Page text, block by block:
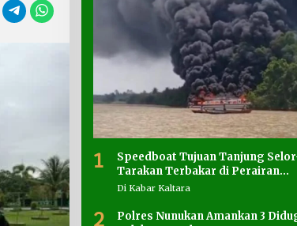
1
Speedboat Tujuan Tanjung
Tarakan Terbakar di Perairan
Salimbatu
Di Kabar Kaltara
2
Polres Nunukan Amankan 3